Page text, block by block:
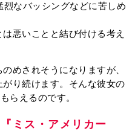
なバッシングなどに苦しめ
悪いことと結び付ける考え
めされそうになりますが、
り続けます。そんな彼女の
らえるのです。
ミス・アメリカー